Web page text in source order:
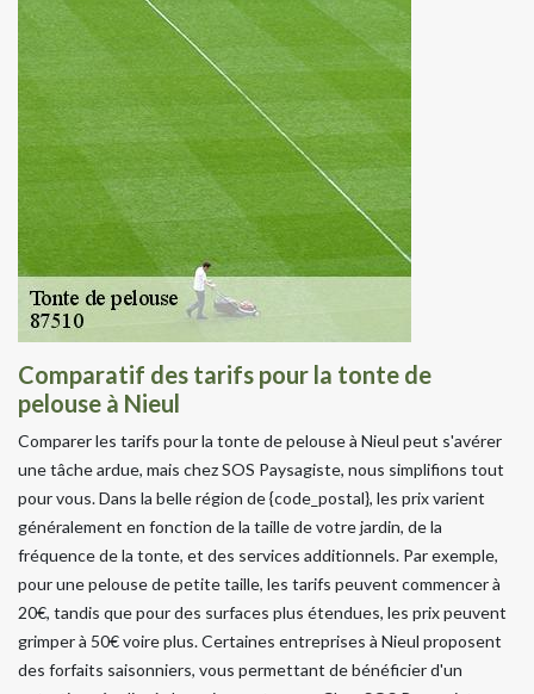
Comparatif des tarifs pour la tonte de
pelouse à Nieul
Comparer les tarifs pour la tonte de pelouse à Nieul peut s'avérer
une tâche ardue, mais chez SOS Paysagiste, nous simplifions tout
pour vous. Dans la belle région de {code_postal}, les prix varient
généralement en fonction de la taille de votre jardin, de la
fréquence de la tonte, et des services additionnels. Par exemple,
pour une pelouse de petite taille, les tarifs peuvent commencer à
20€, tandis que pour des surfaces plus étendues, les prix peuvent
grimper à 50€ voire plus. Certaines entreprises à Nieul proposent
des forfaits saisonniers, vous permettant de bénéficier d'un